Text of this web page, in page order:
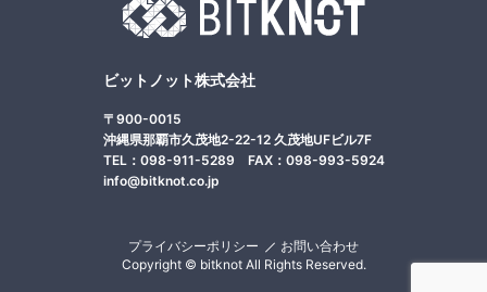
ビットノット株式会社
〒900-0015
沖縄県那覇市久茂地2-22-12 久茂地UFビル7F
TEL：098-911-5289 FAX：098-993-5924
info@bitknot.co.jp
プライバシーポリシー
お問い合わせ
Copyright © bitknot All Rights Reserved.